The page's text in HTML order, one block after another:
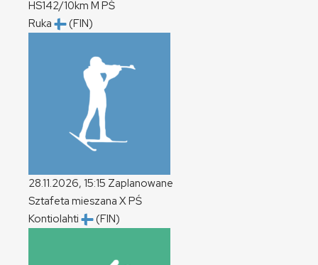
HS142/10km M PŚ
Ruka
(FIN)
28.11.2026, 15:15 Zaplanowane
Sztafeta mieszana XPŚ
Kontiolahti
(FIN)